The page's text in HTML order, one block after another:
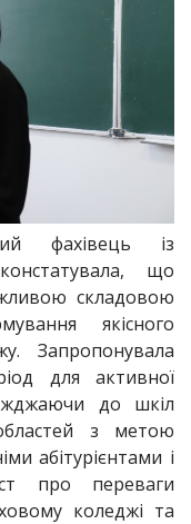
фахівець із
що
складовою
якісного
Запропонувала
для активної
до шкіл
з метою
абітурієнтами і
про переваги
коледжі та